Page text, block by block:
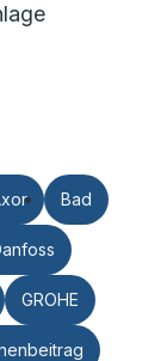
Bad
GROHE